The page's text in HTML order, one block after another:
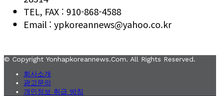
TEL, FAX : 910-868-4588
Email : ypkoreannews@yahoo.co.kr
© Copyright Yonhapkoreannews.com. All Rights Reserved.
회사소개
광고문의
개인정보 취급 방침